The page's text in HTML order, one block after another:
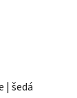
| šedá